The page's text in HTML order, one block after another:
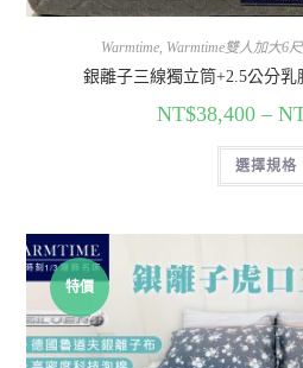
Warmtime, Warmtime雙人加大6尺
銀離子三線獨立筒+2.5公分乳
NT$38,400–
選擇規格
特價